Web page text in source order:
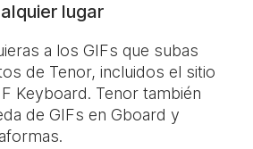
lugar
a los GIFs que subas
de Tenor, incluidos el sitio
Keyboard. Tenor también
de GIFs en Gboard y